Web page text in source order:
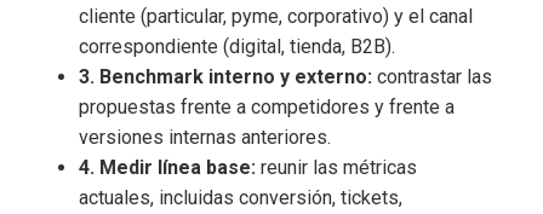
cliente (particular, pyme, corporativo) y el canal
correspondiente (digital, tienda, B2B).
3. Benchmark interno y externo: contrastar las
propuestas frente a competidores y frente a
versiones internas anteriores.
4. Medir línea base: reunir las métricas
actuales, incluidas conversión, tickets,